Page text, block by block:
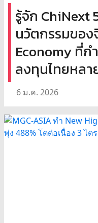
รู้จัก ChiNext
นวัตกรรมขอ
Economy ที่ก
ลงทุนไทยหลา
6 ม.ค. 2026